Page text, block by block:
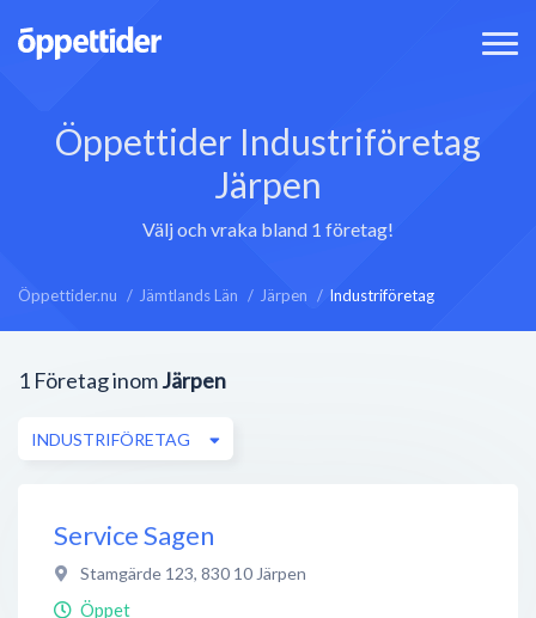
Öppettider Industriföretag
Järpen
Välj och vraka bland 1 företag!
Öppettider.nu Jämtlands Län Järpen Industriföretag
1 Företag inomJärpen
INDUSTRIFÖRETAG
Service Sagen
Stamgärde 123, 830 10 Järpen
Öppet